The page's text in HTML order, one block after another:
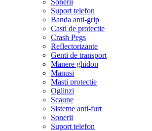
Sonerii
Suport telefon
Banda anti-grip
Casti de protectie
Crash Pegs
Reflectorizante
Genti de transport
Manere ghidon
Manusi
Masti protectie
Oglinzi
Scaune
Sisteme anti-furt
Sonerii
Suport telefon